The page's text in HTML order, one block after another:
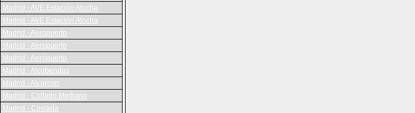
Madrid - AVE Estación Atocha
Madrid - AVE Estación Atocha
Madrid - Aeropuerto
Madrid - Aeropuerto
Madrid - Aeropuerto
Madrid - Alcobendas
Madrid - Alcorcon
Madrid - Collado Mediano
Madrid - Coslada